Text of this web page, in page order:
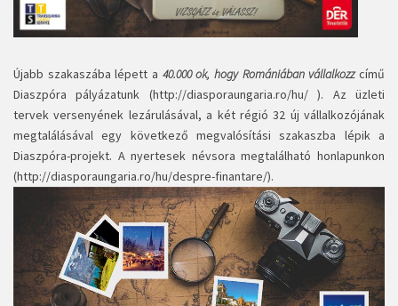
Újabb szakaszába lépett a 40.000 ok, hogy Romániában vállalkozzcímű
Diaszpóra pályázatunk (http://diasporaungaria.ro/hu/). Az üzleti
tervek versenyének lezárulásával, a két régió 32 új vállalkozójának
megtalálásával egy következő megvalósítási szakaszba lépik a
Diaszpóra-projekt. A nyertesek névsora megtalálható honlapunkon
(http://diasporaungaria.ro/hu/despre-finantare/).